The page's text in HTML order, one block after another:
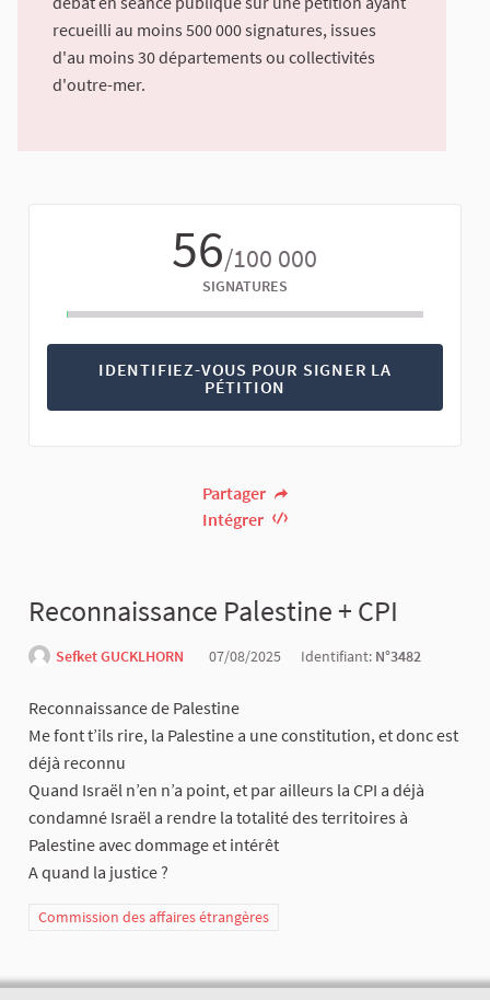
recueilli au moins 500 000 signatures, issues
d'au moins 30 départements ou collectivités
d'outre-mer.
56/100 000
SIGNATURES
IDENTIFIEZ-VOUS POUR SIGNER LA
PÉTITION
Partager
Intégrer
Reconnaissance Palestine + CPI
Sefket GUCKLHORN 07/08/2025 Identifiant: N°3482
Reconnaissance de Palestine
Me font t’ils rire, la Palestine a une constitution, et donc est
déjà reconnu
Quand Israël n’en n’a point, et par ailleurs la CPI a déjà
condamné Israël a rendre la totalité des territoires à
Palestine avec dommage et intérêt
A quand la justice ?
Commission des affaires étrangères